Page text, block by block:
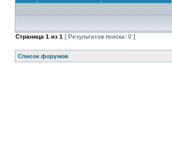
Страница 1 из 1 [ Результатов поиска: 0 ]
Список форумов